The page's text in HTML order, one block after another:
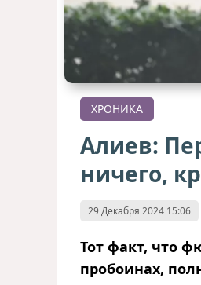
ХРОНИКА
Алиев:
ничего,
29 Декабря 2024 15:06
Тот факт, что
пробоинах,